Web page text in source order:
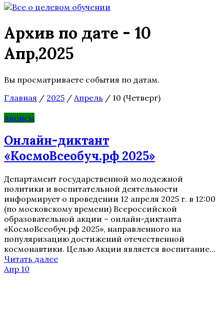
Архив по дате - 10
Апр,2025
Вы просматриваете события по датам.
Главная / 2025 / Апрель / 10 (Четверг)
Анонсы
Онлайн-диктант
«КосмоВсеобуч.рф 2025»
Департамент государственной молодежной
политики и воспитательной деятельности
информирует о проведении 12 апреля 2025 г. в 12:00
(по московскому времени) Всероссийской
образовательной акции – онлайн-диктанта
«КосмоВсеобуч.рф 2025», направленного на
популяризацию достижений отечественной
космонавтики. Целью Акции является воспитание...
Читать далее
Апр 10